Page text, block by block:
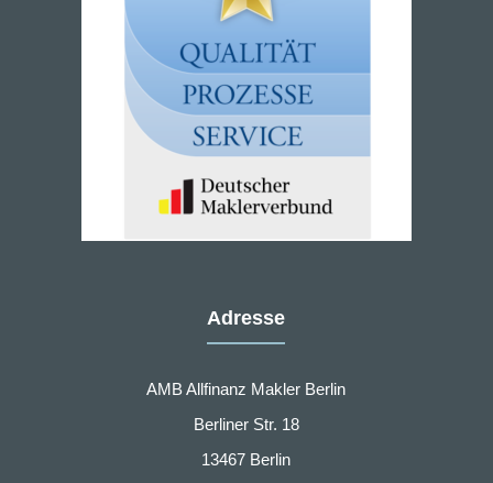
Adresse
AMB Allfinanz Makler Berlin
Berliner Str. 18
13467 Berlin